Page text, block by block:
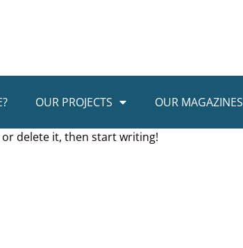
OUR PROJECTS OUR MAGAZINES
delete it, then start writing!